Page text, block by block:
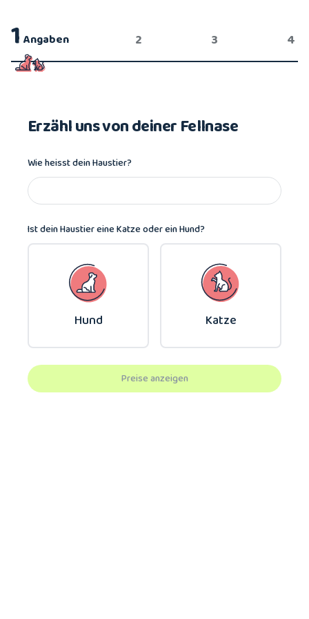
1 Angaben 2 3 4
Erzähl uns von deiner Fellnase
Wie heisst dein Haustier?
Ist dein Haustier eine Katze oder ein Hund?
Hund Katze
Preise anzeigen